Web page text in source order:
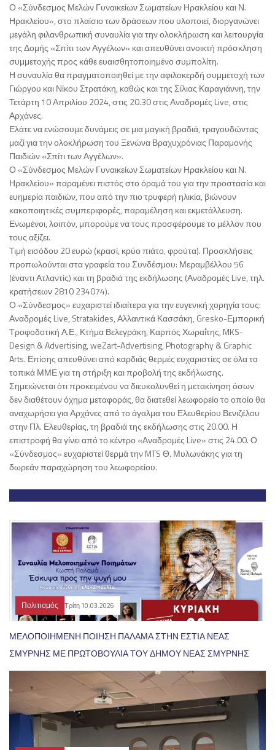
Ο «Σύνδεσμος Μελών Γυναικείων Σωματείων Ηρακλείου και Ν.
Ηρακλείου», στο πλαίσιο των δράσεων που υλοποιεί, διοργανώνει
μεγάλη φιλανθρωπική συναυλία για την ολοκλήρωση και λειτουργία
της Δομής «Σπίτι των Αγγέλων» και απευθύνει ανοικτή πρόσκληση
συμμετοχής προς κάθε ευαισθητοποιημένο συμπολίτη.
Η συναυλία θα πραγματοποιηθεί με την αφιλοκερδή συμμετοχή των
Γιώργου και Νίκου Στρατάκη, καθώς και της Σίλιας Καραγιάννη, την
Τετάρτη 10 Απριλίου 2024, στις 20.30 στις Αναδρομές Live, στις
Αρχάνες.
Ελάτε να ενώσουμε δυνάμεις σε μια μαγική βραδιά, τραγουδώντας
μαζί για την ολοκλήρωση του Ξενώνα Βραχυχρόνιας Παραμονής
Παιδιών «Σπίτι των Αγγέλων».
Ο «Σύνδεσμος Μελών Γυναικείων Σωματείων Ηρακλείου και Ν.
Ηρακλείου» παραμένει πιστός στο όραμά του για την προστασία και
ευημερία παιδιών, που από την πιο τρυφερή ηλικία, βιώνουν
κακοποιητικές συμπεριφορές, παραμέληση και εκμετάλλευση.
Ενωμένοι, λοιπόν, μπορούμε να τους προσφέρουμε το μέλλον που
τους αξίζει.
Τιμή εισόδου 20 ευρώ (κρασί, κρύο πιάτο, φρούτα). Προσκλήσεις
προπωλούνται στα γραφεία του Συνδέσμου: Μεραμβέλλου 56
(έναντι Ατλαντίς) και τη βραδιά της εκδήλωσης (Αναδρομές Live, τηλ.
κρατήσεων 2810 234074).
Ο «Σύνδεσμος» ευχαριστεί ιδιαίτερα για την ευγενική χορηγία τους:
Αναδρομές Live, Stratakides, Αλλαντικά Κασσάκη, Gresko-Εμπορική
Τροφοδοτική Α.Ε., Κτήμα Βελεγράκη, Καρπός Χωραΐτης, MKS-
Design & Advertising, weZart-Advertising, Photography & Graphic
Arts. Επίσης απευθύνει από καρδιάς θερμές ευχαριστίες σε όλα τα
τοπικά ΜΜΕ για τη στήριξη και προβολή της εκδήλωσης.
Σημειώνεται ότι προκειμένου να διευκολυνθεί η μετακίνηση όσων
δεν διαθέτουν όχημα μεταφοράς, θα διατεθεί λεωφορείο το οποίο θα
αναχωρήσει για Αρχάνες από το άγαλμα του Ελευθερίου Βενιζέλου
στην Πλ. Ελευθερίας, τη βραδιά της εκδήλωσης στις 20.00. Η
επιστροφή θα γίνει από το κέντρο «Αναδρομές Live» στις 24.00. Ο
«Σύνδεσμος» ευχαριστεί θερμά την MTS Θ. Μυλωνάκης για τη
δωρεάν παραχώρηση του λεωφορείου.
Πολιτισμός Τρίτη 10.03.2026
ΜΕΛΟΠΟΙΗΜΕΝΗ ΠΟΙΗΣΗ ΠΑΛΑΜΑ ΣΤΗΝ ΕΣΤΙΑ ΝΕΑΣ
ΣΜΥΡΝΗΣ ΜΕ ΠΡΩΤΟΒΟΥΛΙΑ ΤΟΥ ΔΗΜΟΥ ΝΕΑΣ ΣΜΥΡΝΗΣ